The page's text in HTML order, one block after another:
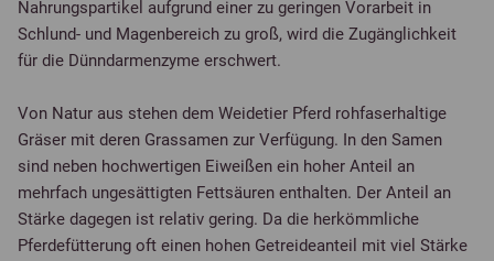
Nahrungspartikel aufgrund einer zu geringen Vorarbeit in
Schlund- und Magenbereich zu groß, wird die Zugänglichkeit
für die Dünndarmenzyme erschwert.
Von Natur aus stehen dem Weidetier Pferd rohfaserhaltige
Gräser mit deren Grassamen zur Verfügung. In den Samen
sind neben hochwertigen Eiweißen ein hoher Anteil an
mehrfach ungesättigten Fettsäuren enthalten. Der Anteil an
Stärke dagegen ist relativ gering. Da die herkömmliche
Pferdefütterung oft einen hohen Getreideanteil mit viel Stärke